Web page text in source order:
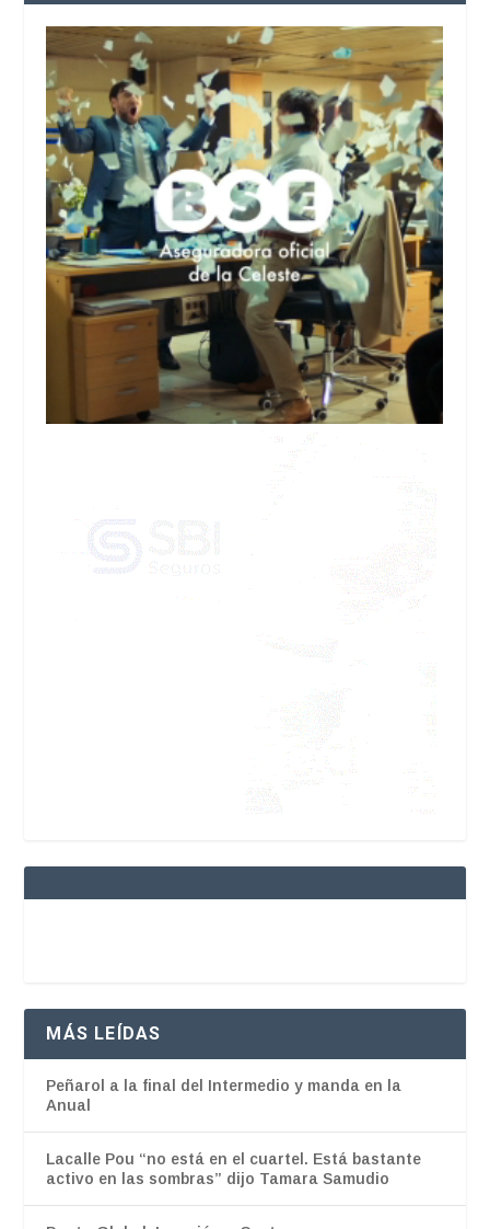
MÁS LEÍDAS
Peñarol a la final del Intermedio y manda en la
Anual
Lacalle Pou “no está en el cuartel. Está bastante
activo en las sombras” dijo Tamara Samudio